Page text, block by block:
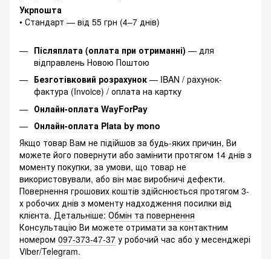
Укрпошта
• Стандарт — від 55 грн (4–7 днів)
Післяплата (оплата при отриманні) — для
відправлень Новою Поштою
Безготівковий розрахунок — IBAN / рахунок-
фактура (Invoice) / оплата на картку
Онлайн-оплата WayForPay
Онлайн-оплата Plata by mono
Якщо товар Вам не підійшов за будь-яких причин, Ви
можете його повернути або замінити протягом 14 днів з
моменту покупки, за умови, що товар не
використовували, або він має виробничі дефекти.
Повернення грошових коштів здійснюється протягом 3-
х робочих днів з моменту надходження посилки від
клієнта. Детальніше: Обмін та повернення
Консультацію Ви можете отримати за контактним
номером 097-373-47-37 у робочий час або у месенджері
Viber/Telegram.